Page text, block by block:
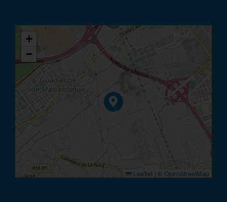
+
−
Leaflet | © OpenStreetMap